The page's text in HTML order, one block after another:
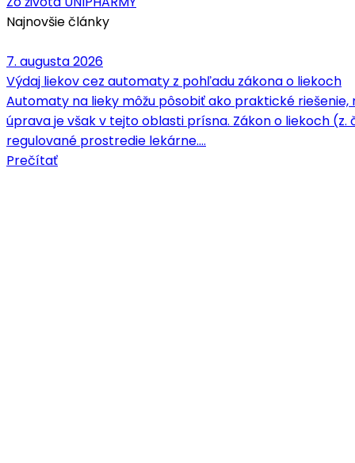
Najnovšie články
7. augusta 2026
Výdaj liekov cez automaty z pohľadu zákona o liekoch
Automaty na lieky môžu pôsobiť ako praktické
úprava je však v tejto oblasti prísna. Zákon o liekoch
regulované prostredie lekárne.…
Prečítať